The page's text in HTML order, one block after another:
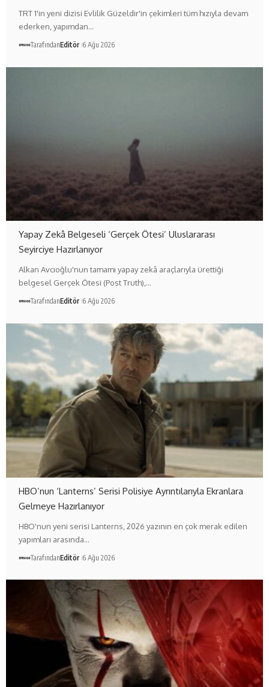
TRT 1'in yeni dizisi Evlilik Güzeldir'in çekimleri tüm hızıyla devam
ederken, yapımdan…
TarafındanEditör 6 Ağu 2026
Yapay Zekâ Belgeseli ‘Gerçek Ötesi’ Uluslararası
Seyirciye Hazırlanıyor
Alkan Avcıoğlu'nun tamamı yapay zekâ araçlarıyla ürettiği
belgesel Gerçek Ötesi (Post Truth),…
TarafındanEditör 6 Ağu 2026
HBO’nun ‘Lanterns’ Serisi Polisiye Ayrıntılarıyla Ekranlara
Gelmeye Hazırlanıyor
HBO'nun yeni serisi Lanterns, 2026 yazının en çok merak edilen
yapımları arasında…
TarafındanEditör 6 Ağu 2026